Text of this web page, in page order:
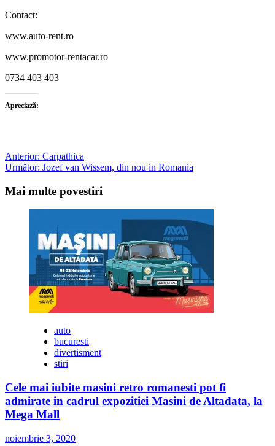
Contact:
www.auto-rent.ro
www.promotor-rentacar.ro
0734 403 403
Apreciază:
Post
navigation
Anterior: Carpathica
Următor: Jozef van Wissem, din nou in Romania
Mai multe povestiri
auto
bucuresti
divertisment
stiri
Cele mai iubite masini retro romanesti pot fi
admirate in cadrul expozitiei Masini de Altadata, la
Mega Mall
noiembrie 3, 2020